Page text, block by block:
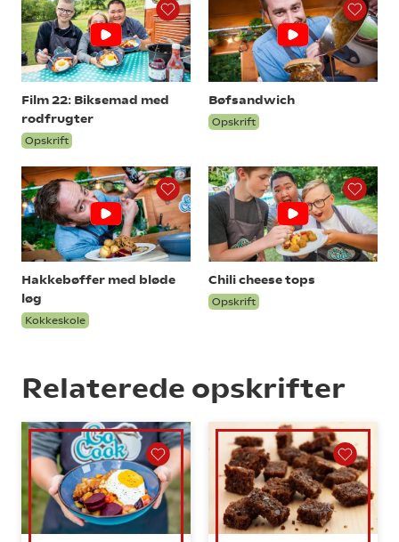
Film 22: Biksemad med
rodfrugter
Opskrift
Bøfsandwich
Opskrift
Hakkebøffer med bløde
løg
Kokkeskole
Chili cheese tops
Opskrift
Relaterede opskrifter